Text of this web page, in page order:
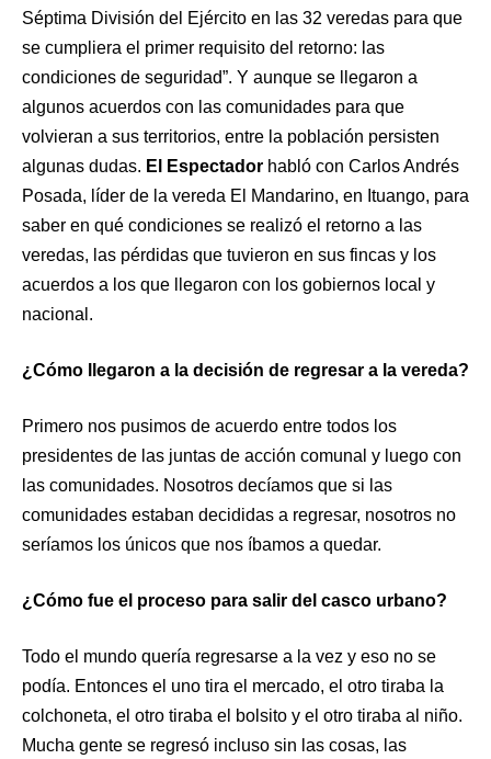
Séptima División del Ejército en las 32 veredas para que
se cumpliera el primer requisito del retorno: las
condiciones de seguridad”. Y aunque se llegaron a
algunos acuerdos con las comunidades para que
volvieran a sus territorios, entre la población persisten
algunas dudas. El Espectador habló con Carlos Andrés
Posada, líder de la vereda El Mandarino, en Ituango, para
saber en qué condiciones se realizó el retorno a las
veredas, las pérdidas que tuvieron en sus fincas y los
acuerdos a los que llegaron con los gobiernos local y
nacional.
¿Cómo llegaron a la decisión de regresar a la vereda?
Primero nos pusimos de acuerdo entre todos los
presidentes de las juntas de acción comunal y luego con
las comunidades. Nosotros decíamos que si las
comunidades estaban decididas a regresar, nosotros no
seríamos los únicos que nos íbamos a quedar.
¿Cómo fue el proceso para salir del casco urbano?
Todo el mundo quería regresarse a la vez y eso no se
podía. Entonces el uno tira el mercado, el otro tiraba la
colchoneta, el otro tiraba el bolsito y el otro tiraba al niño.
Mucha gente se regresó incluso sin las cosas, las